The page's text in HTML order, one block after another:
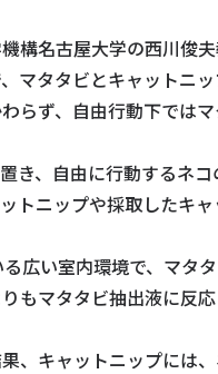
構名古屋大学の西川俊
マタタビとキャットニ
らず、自由行動下では
、自由に行動するネコ
トニップや採取したキ
広い室内環境で、マタ
もマタタビ抽出液に反
、キャットニップには